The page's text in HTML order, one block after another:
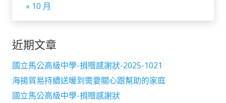
« 10 月
近期文章
國立馬公高級中學-捐贈感謝狀-2025-1021
海揚貿易持續送暖到需要關心跟幫助的家庭
國立馬公高級中學-捐贈感謝狀